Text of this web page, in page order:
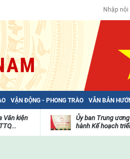
VẬN ĐỘNG - PHONG TRÀO VĂN BẢN
Văn kiện
Ủy ban Trung
hành Kế hoạch